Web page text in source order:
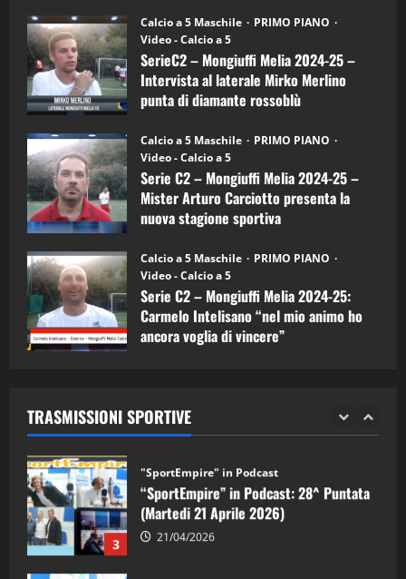
6)
–
Intervista
a
mister
Arturo
Carciotto
(Mongiuffi
Calcio a 5 Maschile
PRIMO PIANO
Video - Calcio a 5
SerieC2 – Mongiuffi Melia 2024-25 –
Intervista al laterale Mirko Merlino
punta di diamante rossoblù
Calcio a 5 Maschile
PRIMO PIANO
Video - Calcio a 5
Serie C2 – Mongiuffi Melia 2024-25 –
Mister Arturo Carciotto presenta la
nuova stagione sportiva
Calcio a 5 Maschile
PRIMO PIANO
Video - Calcio a 5
Serie C2 – Mongiuffi Melia 2024-25:
Carmelo Intelisano “nel mio animo ho
ancora voglia di vincere”
TRASMISSIONI SPORTIVE
4
“SportEmpire” in Podcast: 27^ Puntata
(Martedi 14 Aprile 2026)
15/04/2026
5
“SportEmpire” in Podcast: 26^ Puntata
(Martedi 07 Aprile 2026)
08/04/2026
1
“SportEmpire” in Podcast: 30^ Puntata
(Martedi 05 Maggio 2026)
08/05/2026
2 28/04/2026
3
"SportEmpire" in Podcast
“SportEmpire” in Podcast: 28^ Puntata
(Martedi 21 Aprile 2026)
21/04/2026